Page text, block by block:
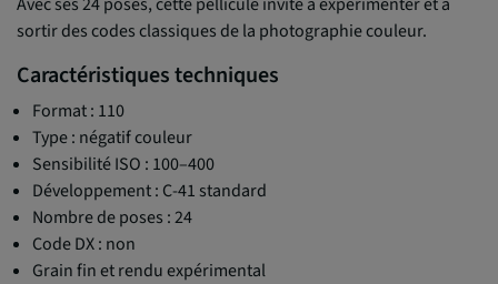
sortir des codes classiques de la photographie couleur.
Caractéristiques techniques
Format : 110
Type : négatif couleur
Sensibilité ISO : 100–400
Développement : C-41 standard
Nombre de poses : 24
Code DX : non
Grain fin et rendu expérimental